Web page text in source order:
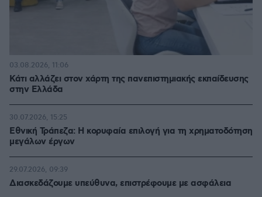
Κάτι αλλάζει στον χάρτη της πανεπιστημιακής εκπαίδευσης
στην Ελλάδα
03.08.2026, 11:06
Εθνική Τράπεζα: Η κορυφαία επιλογή για τη χρηματοδότηση
μεγάλων έργων
30.07.2026, 15:25
Διασκεδάζουμε υπεύθυνα, επιστρέφουμε με ασφάλεια
29.07.2026, 09:39